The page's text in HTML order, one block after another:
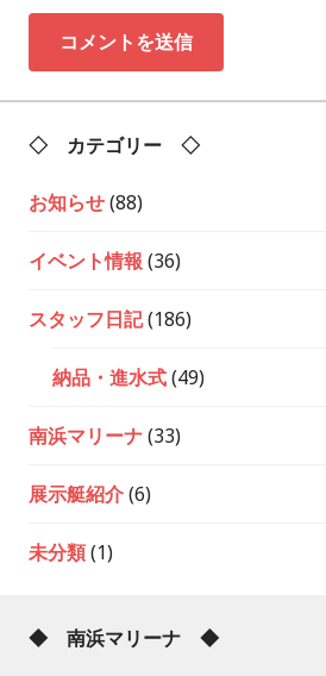
◇ カテゴリー ◇
お知らせ(88)
イベント情報 (36)
スタッフ日記(186)
納品・進水式(49)
南浜マリーナ(33)
展示艇紹介(6)
未分類(1)
◆ 南浜マリーナ ◆